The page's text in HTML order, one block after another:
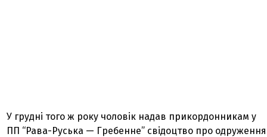
У грудні того ж року чоловік надав прикордонникам у
ПП “Рава-Руська — Гребенне” свідоцтво про одруження